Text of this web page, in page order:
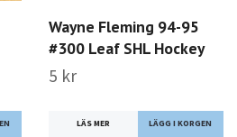
Wayne Fleming 94-95
#300 Leaf SHL Hockey
5 kr
LÄS MER